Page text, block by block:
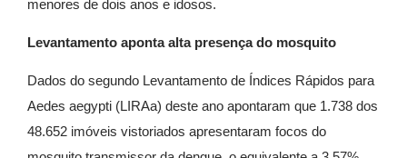
menores de dois anos e idosos.
Levantamento aponta alta presença do mosquito
Dados do segundo Levantamento de Índices Rápidos para
Aedes aegypti (LIRAa) deste ano apontaram que 1.738 dos
48.652 imóveis vistoriados apresentaram focos do